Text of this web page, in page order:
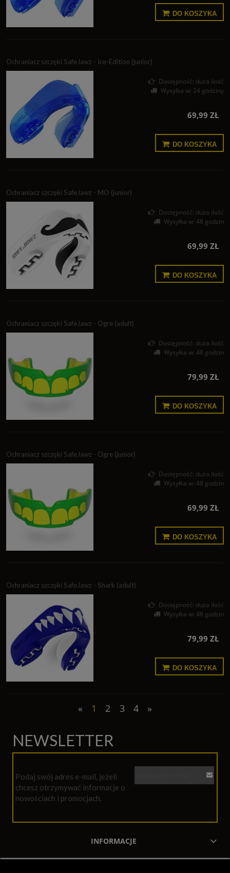
DO KOSZYKA
Ochraniacz szczęki SafeJawz - Ice-Edition (junior)
Dostępność: duża ilość
Wysyłka w: 24 godziny
69,99 ZŁ
DO KOSZYKA
Ochraniacz szczęki SafeJawz - MO (junior)
Dostępność: duża ilość
Wysyłka w: 48 godzin
69,99 ZŁ
DO KOSZYKA
Ochraniacz szczęki SafeJawz - Ogre (adult)
Dostępność: duża ilość
Wysyłka w: 48 godzin
79,99 ZŁ
DO KOSZYKA
Ochraniacz szczęki SafeJawz - Ogre (junior)
Dostępność: duża ilość
Wysyłka w: 48 godzin
69,99 ZŁ
DO KOSZYKA
Ochraniacz szczęki SafeJawz - Shark (adult)
Dostępność: duża ilość
Wysyłka w: 48 godzin
79,99 ZŁ
DO KOSZYKA
« 1 2 3 4 »
NEWSLETTER
Podaj swój adres e-mail, jeżeli
chcesz otrzymywać informacje o
nowościach i promocjach.
INFORMACJE